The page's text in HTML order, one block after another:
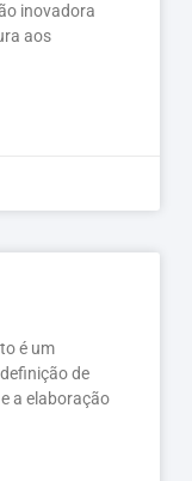
inovadora
aos
é um
de
a elaboração